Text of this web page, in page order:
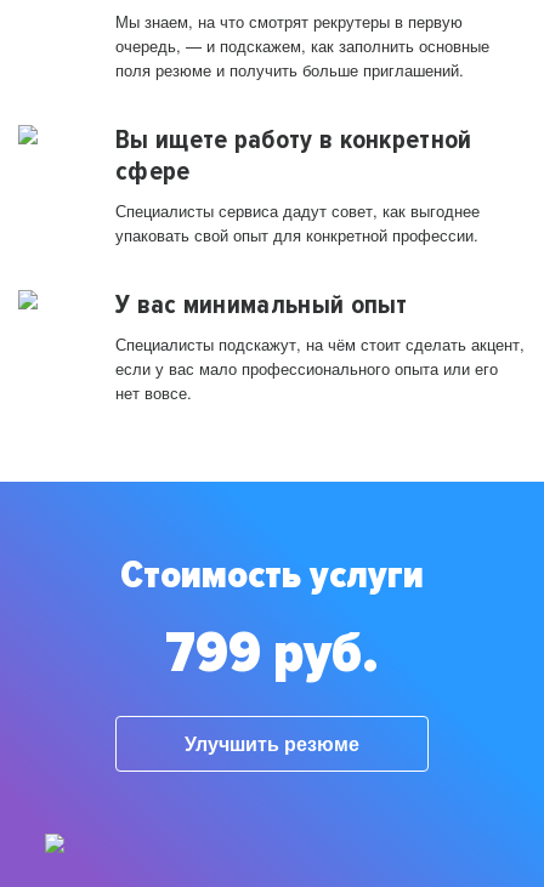
Мы знаем, на что смотрят рекрутеры в первую
очередь, — и подскажем, как заполнить основные
поля резюме и получить больше приглашений.
Вы ищете работу в конкретной
сфере
Специалисты сервиса дадут совет, как выгоднее
упаковать свой опыт для конкретной профессии.
У вас минимальный опыт
Специалисты подскажут, на чём стоит сделать акцент,
если у вас мало профессионального опыта или его
нет вовсе.
Стоимость услуги
799 руб.
Улучшить резюме